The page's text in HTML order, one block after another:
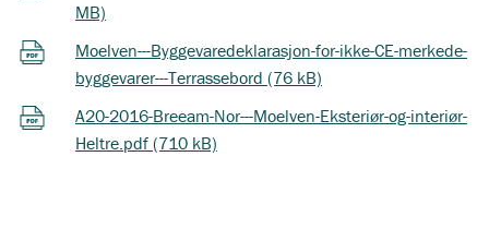
MB)
Moelven---Byggevaredeklarasjon-for-ikke-CE-merkede-
byggevarer---Terrassebord (76 kB)
A20-2016-Breeam-Nor---Moelven-Eksteriør-og-interiør-
Heltre.pdf (710 kB)